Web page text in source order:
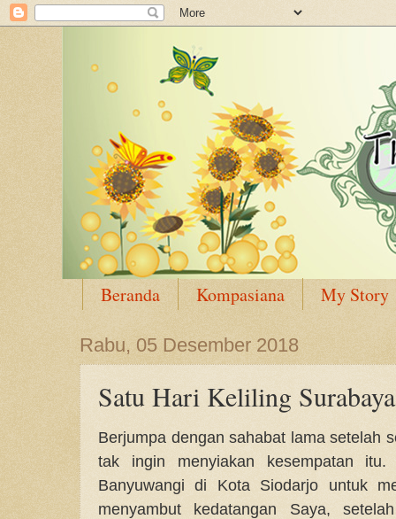
Beranda Kompasiana My Story
Rabu, 05 Desember 2018
Satu Hari Keliling Surabaya
Berjumpa dengan sahabat lama setelah
tak ingin menyiakan kesempatan itu.
Banyuwangi di Kota Siodarjo untuk
menyambut kedatangan Saya,